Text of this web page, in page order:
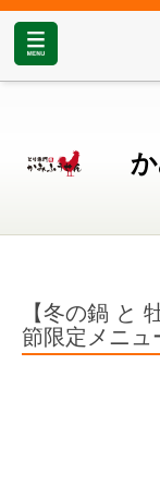
【冬の鍋 と
節限定メニュ